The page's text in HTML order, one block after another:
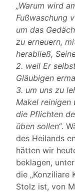
„Warum wird
Fußwaschung
um das
zu erneuern,
herabließ,
2. weil Er
Gläubigen
3. um uns zu
Makel reinigen
die Pflichten
üben sollen“.
des Heilands
hätten wir
beklagen,
die „Konziliare
Stolz ist, von